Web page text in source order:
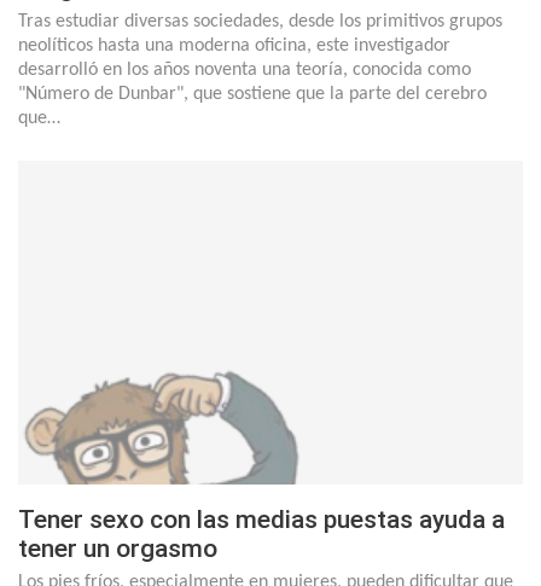
Tras estudiar diversas sociedades, desde los primitivos grupos
neolíticos hasta una moderna oficina, este investigador
desarrolló en los años noventa una teoría, conocida como
"Número de Dunbar", que sostiene que la parte del cerebro
que…
Tener sexo con las medias puestas ayuda a
tener un orgasmo